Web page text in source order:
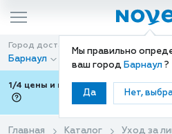
Мы правильно
ваш город Барнаул ?
Да Нет,
Город доставки
Барнаул
1/4 цены и покупки ваши с Подели
Главная Каталог
Уход за